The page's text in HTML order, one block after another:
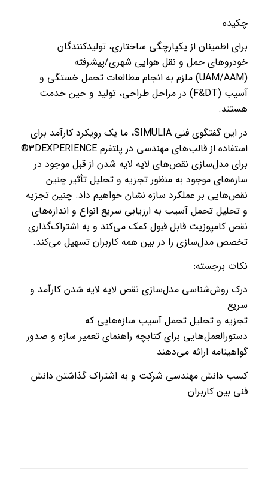
چکیده
برای اطمینان از یکپارچگی ساختاری، تولیدکنندگان
خودروهای حمل و نقل هوایی شهری/پیشرفته
(UAM/AAM) ملزم به انجام مطالعات تحمل خستگی و
آسیب (F&DT) در مراحل طراحی، تولید و حین خدمت
هستند.
در این گفتگوی فنی SIMULIA، ما یک رویکرد کارآمد برای
استفاده از قالب‌های مهندسی در پلتفرم 3DEXPERIENCE®
برای مدل‌سازی نقص‌های لایه لایه شدن از قبل موجود در
سازه‌های موجود به منظور تجزیه و تحلیل تأثیر چنین
نقص‌هایی بر عملکرد سازه نشان خواهیم داد. چنین تجزیه
و تحلیل تحمل آسیب به ارزیابی سریع انواع و اندازه‌های
نقص کامپوزیت قابل قبول کمک می‌کند و به اشتراک‌گذاری
تخصص مدل‌سازی را در بین همه کاربران تسهیل می‌کند.
نکات برجسته:
درک روش‌شناسی مدل‌سازی نقص لایه لایه شدن کارآمد و
سریع
تجزیه و تحلیل تحمل آسیب سازه‌هایی که
دستورالعمل‌هایی برای کتابچه راهنمای تعمیر سازه و صدور
گواهینامه ارائه می‌دهند
کسب دانش مهندسی شرکت و به اشتراک گذاشتن دانش
فنی بین کاربران